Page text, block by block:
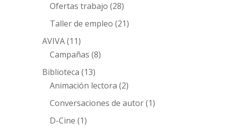
Ofertas trabajo (28)
Taller de empleo (21)
AVIVA(11)
Campañas (8)
Biblioteca (13)
Animación lectora (2)
Conversaciones de autor(1)
D-Cine (1)